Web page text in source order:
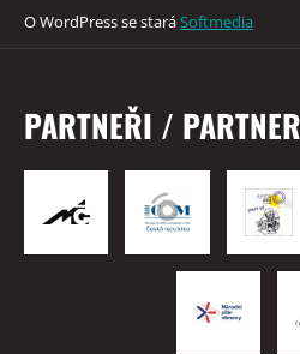
O WordPress se staráSoftmedia
PARTNEŘI /